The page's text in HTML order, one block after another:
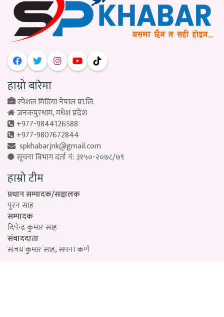
हाम्रो बारेमा
स्पेशल मिडिया नेपाल प्रा.लि.
जनकपुरधाम, मधेश प्रदेश
+977-9844126588
+977-9807672844
spkhabarjnk@gmail.com
सूचना विभाग दर्ता नं: ३१५०-२०७८/७९
हाम्रो टीम
प्रधान सम्पादक/सञ्चालक
पुरन साह
सम्पादक
दिपेन्द्र कुमार साह
संवाददाता
संजय कुमार साह, सपना कर्ण